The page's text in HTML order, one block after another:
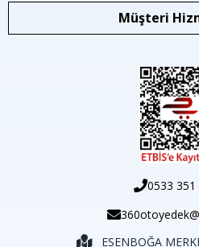
Müşteri
0533 351
ESENBOĞA